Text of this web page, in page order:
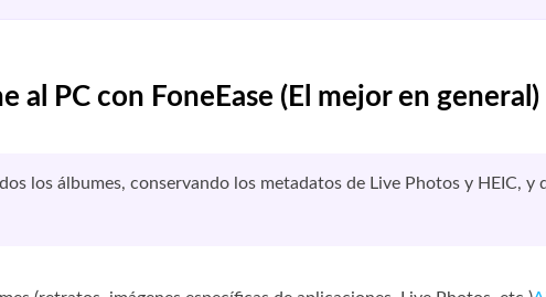
PC con FoneEase (El mejor en general)
los álbumes, conservando los metadatos de Live Photos y HEIC,